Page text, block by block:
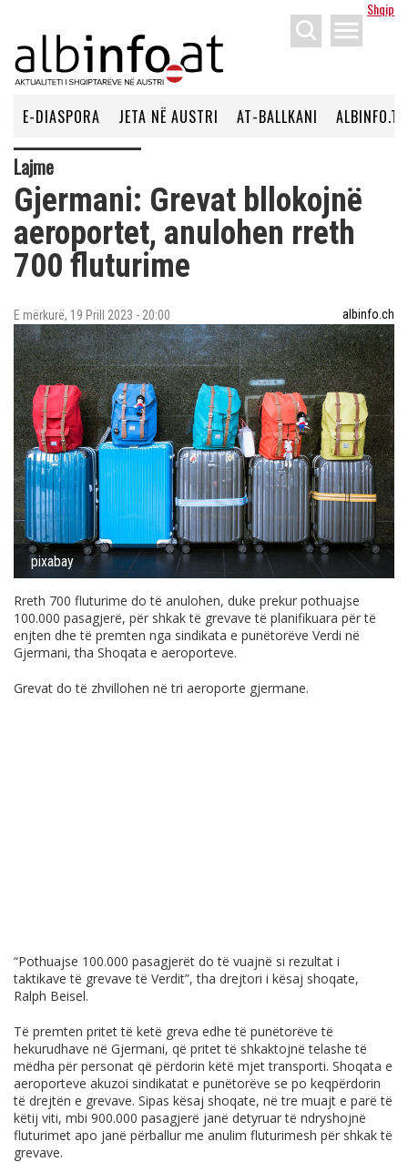
Shqip
menu
E-DIASPORA JETA NË AUSTRI AT-BALLKANI ALBINFO.TV
Lajme
Gjermani: Grevat bllokojnë
aeroportet, anulohen rreth
700 fluturime
E mërkurë, 19 Prill 2023 - 20:00 albinfo.ch
pixabay
Rreth 700 fluturime do të anulohen, duke prekur pothuajse
100.000 pasagjerë, për shkak të grevave të planifikuara për të
enjten dhe të premten nga sindikata e punëtorëve Verdi në
Gjermani, tha Shoqata e aeroporteve.
Grevat do të zhvillohen në tri aeroporte gjermane.
“Pothuajse 100.000 pasagjerët do të vuajnë si rezultat i
taktikave të grevave të Verdit”, tha drejtori i kësaj shoqate,
Ralph Beisel.
Të premten pritet të ketë greva edhe të punëtorëve të
hekurudhave në Gjermani, që pritet të shkaktojnë telashe të
mëdha për personat që përdorin këtë mjet transporti. Shoqata e
aeroporteve akuzoi sindikatat e punëtorëve se po keqpërdorin
të drejtën e grevave. Sipas kësaj shoqate, në tre muajt e parë të
këtij viti, mbi 900.000 pasagjerë janë detyruar të ndryshojnë
fluturimet apo janë përballur me anulim fluturimesh për shkak të
grevave.